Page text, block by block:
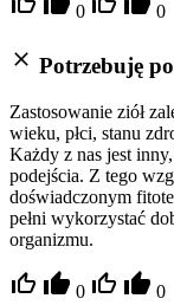
0 0
Potrzebuję
Zastosowanie ziół
wieku, płci, stanu
Każdy z nas jest
podejścia. Z tego
doświadczonym
pełni wykorzystać
organizmu.
0 0